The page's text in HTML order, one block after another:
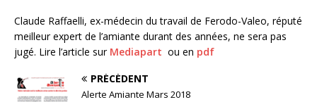
Claude Raffaelli, ex-médecin du travail de Ferodo-Valeo, réputé
meilleur expert de l’amiante durant des années, ne sera pas
jugé. Lire l’article sur Mediapart ou en pdf
PRÉCÉDENT
Alerte Amiante Mars 2018